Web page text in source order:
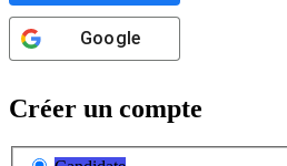
Google
Créer un compte